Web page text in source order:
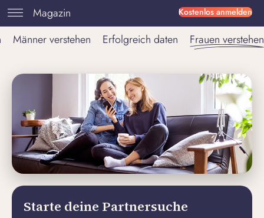
Kostenlos anmelden
Magazin
Männer verstehen Erfolgreich daten Frauen verstehen
Starte deine Partnersuche